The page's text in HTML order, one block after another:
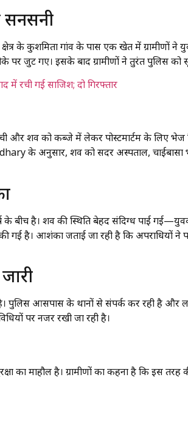
क्षेत्र के कुशमिता गांव के पास एक खेत में
जुट गए। इसके बाद ग्रामीणों ने तुरंत पुलिस को
में रची गई साजिश; दो गिरफ्तार
और शव को कब्जे में लेकर पोस्टमार्टम के लिए भेज
के अनुसार, शव को सदर अस्पताल, चाईबासा
के बीच है। शव की स्थिति बेहद संदिग्ध पाई
गई है। आशंका जताई जा रही है कि अपराधियों
आसपास के थानों से संपर्क कर रही है और
पर नजर रखी जा रही है।
माहौल है। ग्रामीणों का कहना है कि इस तरह